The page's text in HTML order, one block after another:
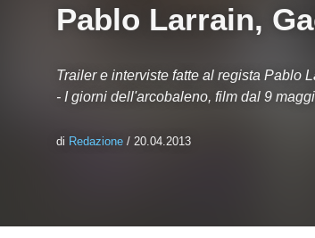
Pablo Larrain,
Trailer e interviste fatte al regista Pablo
- I giorni dell'arcobaleno, film dal 9
di Redazione / 20.04.2013